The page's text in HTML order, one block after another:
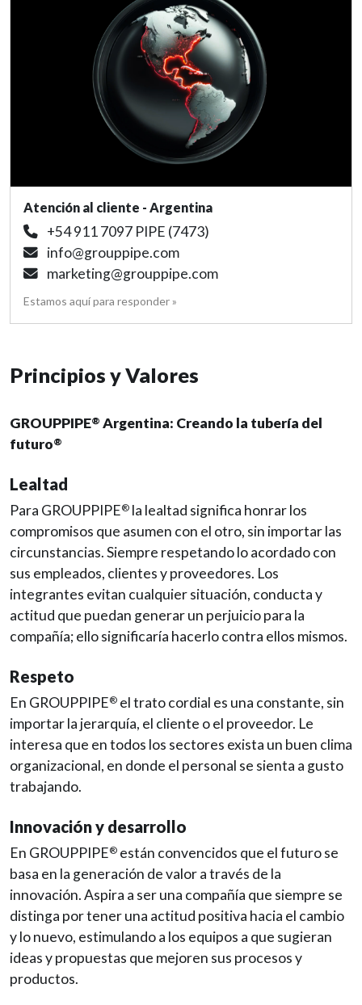
Atención al cliente - Argentina
+54 911 7097 PIPE (7473)
info@grouppipe.com
marketing@grouppipe.com
Estamos aquí para responder »
Principios y Valores
GROUPPIPE® Argentina: Creando la tubería del
futuro®
Lealtad
Para GROUPPIPE® la lealtad significa honrar los
compromisos que asumen con el otro, sin importar las
circunstancias. Siempre respetando lo acordado con
sus empleados, clientes y proveedores. Los
integrantes evitan cualquier situación, conducta y
actitud que puedan generar un perjuicio para la
compañía; ello significaría hacerlo contra ellos mismos.
Respeto
En GROUPPIPE® el trato cordial es una constante, sin
importar la jerarquía, el cliente o el proveedor. Le
interesa que en todos los sectores exista un buen clima
organizacional, en donde el personal se sienta a gusto
trabajando.
Innovación y desarrollo
En GROUPPIPE® están convencidos que el futuro se
basa en la generación de valor a través de la
innovación. Aspira a ser una compañía que siempre se
distinga por tener una actitud positiva hacia el cambio
y lo nuevo, estimulando a los equipos a que sugieran
ideas y propuestas que mejoren sus procesos y
productos.